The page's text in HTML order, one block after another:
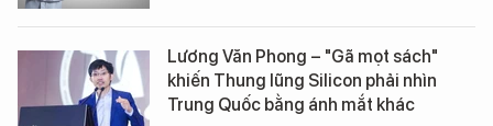
Lương Văn Phong – "Gã mọt sách"
khiến Thung lũng Silicon phải nhìn
Trung Quốc bằng ánh mắt khác